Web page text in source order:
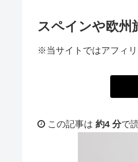
スペインや欧州
※当サイトではアフィ
この記事は 約4 分で